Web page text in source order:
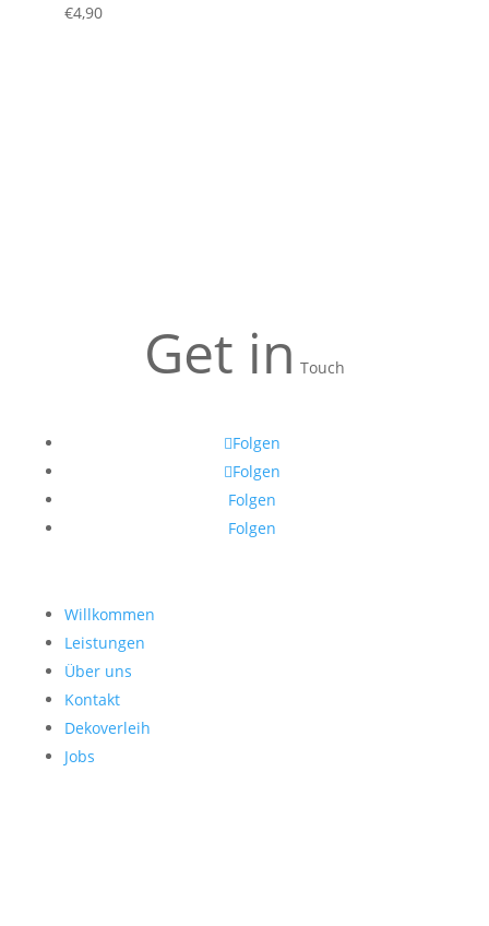
€4,90
Get in Touch
Folgen
Folgen
Folgen
Folgen
Willkommen
Leistungen
Über uns
Kontakt
Dekoverleih
Jobs